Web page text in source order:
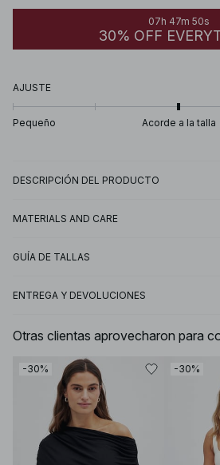
07h 47m 50s
30% OFF
AJUSTE
Pequeño Acorde a la talla
DESCRIPCIÓN DEL PRODUCTO
MATERIALS AND CARE
GUÍA DE TALLAS
ENTREGA Y DEVOLUCIONES
Otras clientas aprovecharon para
-30% -30%